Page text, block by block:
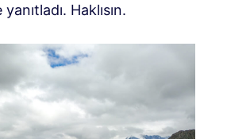
Haklısın.